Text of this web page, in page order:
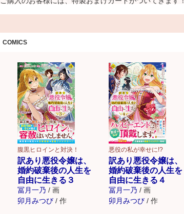
COMICS
腹黒ヒロインと対決！
訳あり悪役令嬢は、
婚約破棄後の人生を
自由に生きる３
冨月一乃 / 画
卯月みつび / 作
悪役の私が幸せに!?
訳あり悪役令嬢は、
婚約破棄後の人生を
自由に生きる４
冨月一乃 / 画
卯月みつび / 作